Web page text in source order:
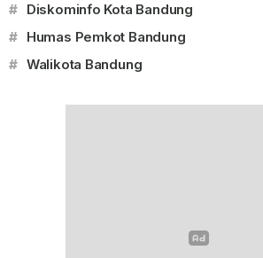
# Diskominfo Kota Bandung
# Humas Pemkot Bandung
# Walikota Bandung